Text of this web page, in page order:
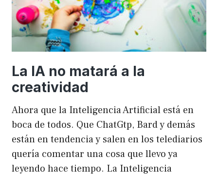
el
rendimiento
y
el
SEO
La IA no matará a la
creatividad
Ahora que la Inteligencia Artificial está en
boca de todos. Que ChatGtp, Bard y demás
están en tendencia y salen en los telediarios
quería comentar una cosa que llevo ya
leyendo hace tiempo. La Inteligencia